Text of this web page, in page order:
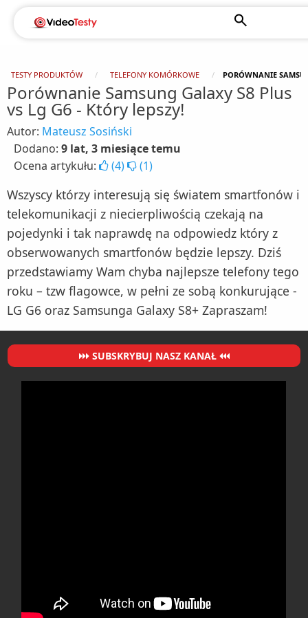
TESTY PRODUKTÓW TELEFONY KOMÓRKOWE PORÓWNANIE
Porównanie Samsung Galaxy S8 Plus
vs Lg G6 - Który lepszy!
Autor: Mateusz Sosiński
Dodano: 9 lat, 3 miesiące temu
Ocena artykułu:
(4) (1)
Wszyscy którzy interesują się światem smartfonów i
telekomunikacji z niecierpliwością czekają na
pojedynki i tak naprawdę na odpowiedz który z
obserwowanych smartfonów będzie lepszy. Dziś
przedstawiamy Wam chyba najlepsze telefony tego
roku – tzw flagowce, w pełni ze sobą konkurujące -
LG G6 oraz Samsunga Galaxy S8+ Zapraszam!
SUBSKRYBUJ NASZ KANAŁ